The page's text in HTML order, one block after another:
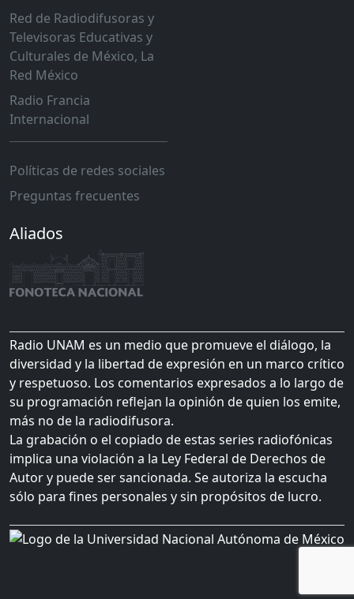
Red de Radiodifusoras y
Televisoras Educativas y
Culturales de México, La
Red México
Radio Francia
Internacional
Políticas de redes sociales
Preguntas frecuentes
Aliados
Radio UNAM es un medio que promueve el diálogo, la
diversidad y la libertad de expresión en un marco crítico
y respetuoso. Los comentarios expresados a lo largo de
su programación reflejan la opinión de quien los emite,
más no de la radiodifusora.
La grabación o el copiado de estas series radiofónicas
implica una violación a la Ley Federal de Derechos de
Autor y puede ser sancionada. Se autoriza la escucha
sólo para fines personales y sin propósitos de lucro.